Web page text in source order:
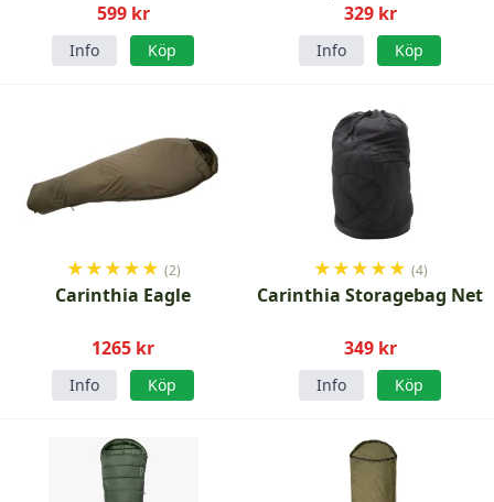
599 kr
Info Köp
329 kr
Info Köp
★★★★★ (2)
Carinthia Eagle
1265 kr
Info Köp
★★★★★ (4)
Carinthia Storagebag Net
349 kr
Info Köp